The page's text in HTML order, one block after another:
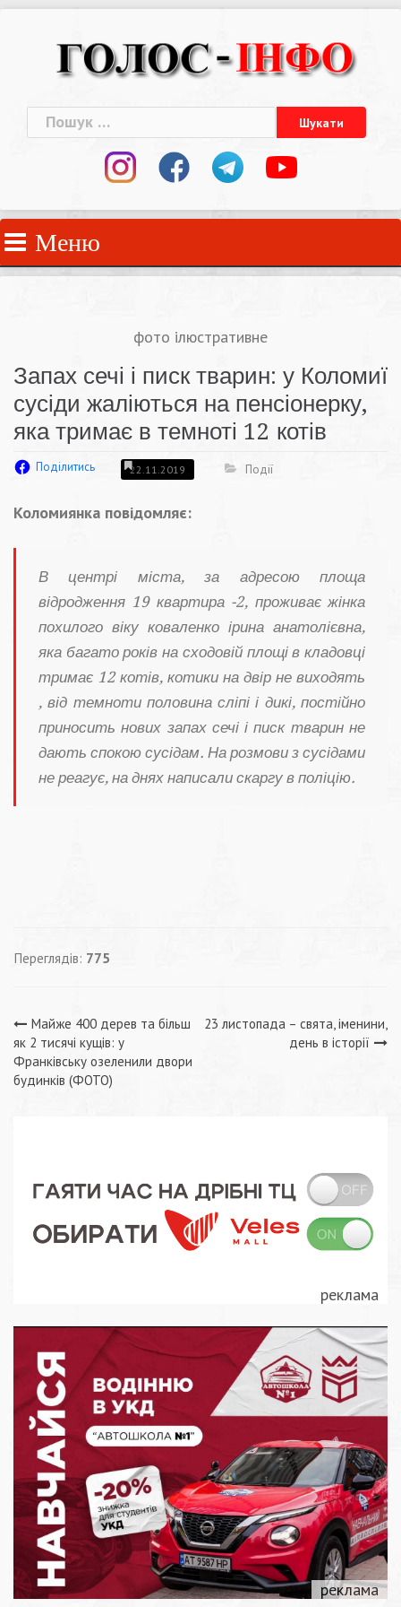
Пошук:
Меню
фото ілюстративне
Запах сечі і писк тварин: у Коломиї
сусіди жаліються на пенсіонерку,
яка тримає в темноті 12 котів
Поділитись 22.11.2019 Події
Коломиянка повідомляє:
В центрі міста, за адресою площа
відродження 19 квартира -2, проживає жінка
похилого віку коваленко ірина анатолієвна,
яка багато років на сходовій площі в кладовці
тримає 12 котів, котики на двір не виходять
, від темноти половина сліпі і дикі, постійно
приносить нових запах сечі і писк тварин не
дають спокою сусідам. На розмови з сусідами
не реагує, на днях написали скаргу в поліцію.
Переглядів: 775
Навігація
записів
Майже 400 дерев та більш
як 2 тисячі кущів: у
Франківську озеленили двори
будинків (ФОТО)
23 листопада – свята, іменини,
день в історії